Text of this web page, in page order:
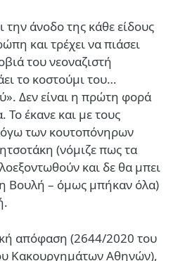
την άνοδο της κάθε είδους
και τρέχει να πιάσει
του νεοναζιστή
το κοστούμι του…
Δεν είναι η πρώτη φορά
Το έκανε και με τους
των κουτοπόνηρων
(νόμιζε πως τα
και δε θα μπει
Βουλή – όμως μπήκαν όλα)
απόφαση (2644/2020 του
Κακουργημάτων Αθηνών),